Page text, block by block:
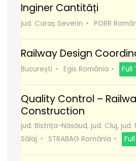
Inginer Cantități
jud. Caraș Severin PORR
Railway Design
București Egis România Full
Quality Control –
Construction
jud. Bistrița-Năsăud, jud. Cluj, jud.
Sălaj
STRABAG România